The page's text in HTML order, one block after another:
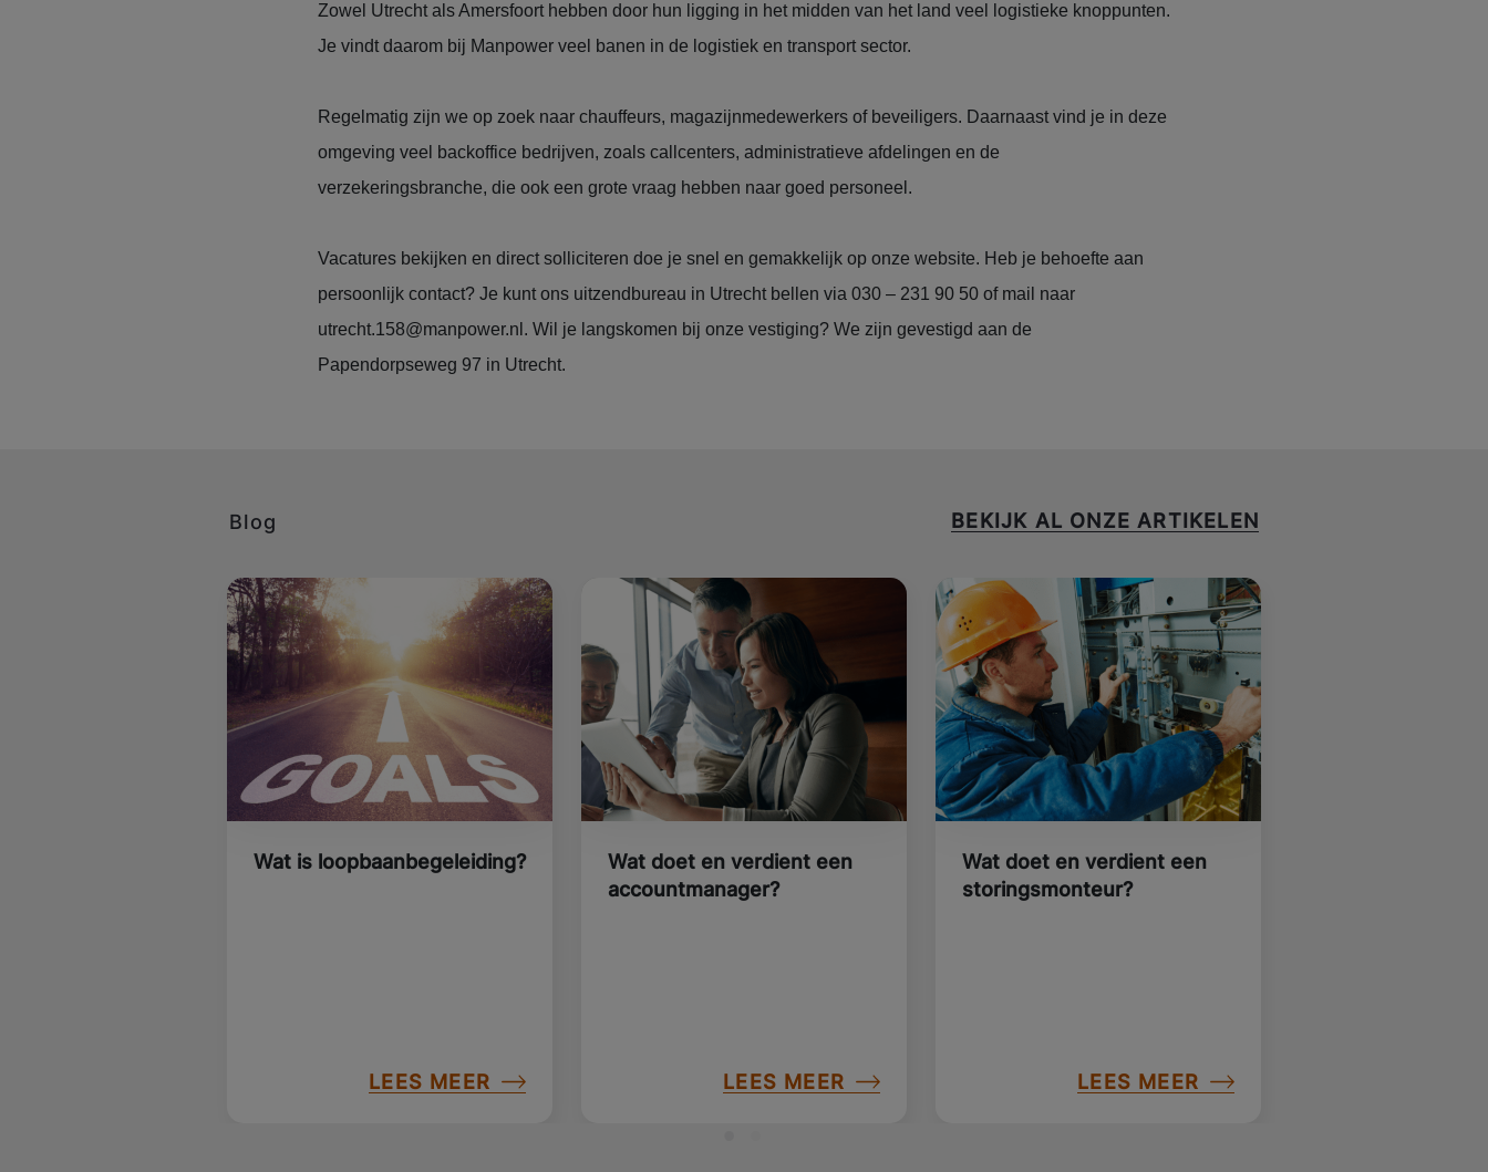
Zowel Utrecht als Amersfoort hebben door hun ligging in het midden van het land veel logistieke knoppunten.
Je vindt daarom bij Manpower veel banen in de logistiek en transport sector.
Regelmatig zijn we op zoek naar chauffeurs, magazijnmedewerkers of beveiligers. Daarnaast vind je in deze
omgeving veel backoffice bedrijven, zoals callcenters, administratieve afdelingen en de
verzekeringsbranche, die ook een grote vraag hebben naar goed personeel.
Vacatures bekijken en direct solliciteren doe je snel en gemakkelijk op onze website. Heb je behoefte aan
persoonlijk contact? Je kunt ons uitzendbureau in Utrecht bellen via 030 – 231 90 50 of mail naar
utrecht.158@manpower.nl . Wil je langskomen bij onze vestiging? We zijn gevestigd aan de
Papendorpseweg 97 in Utrecht.
Blog BEKIJK AL ONZE ARTIKELEN
Wat is loopbaanbegeleiding?
LEES MEER
Wat doet en verdient een
accountmanager?
LEES MEER
Wat doet en verdient een
storingsmonteur?
LEES MEER